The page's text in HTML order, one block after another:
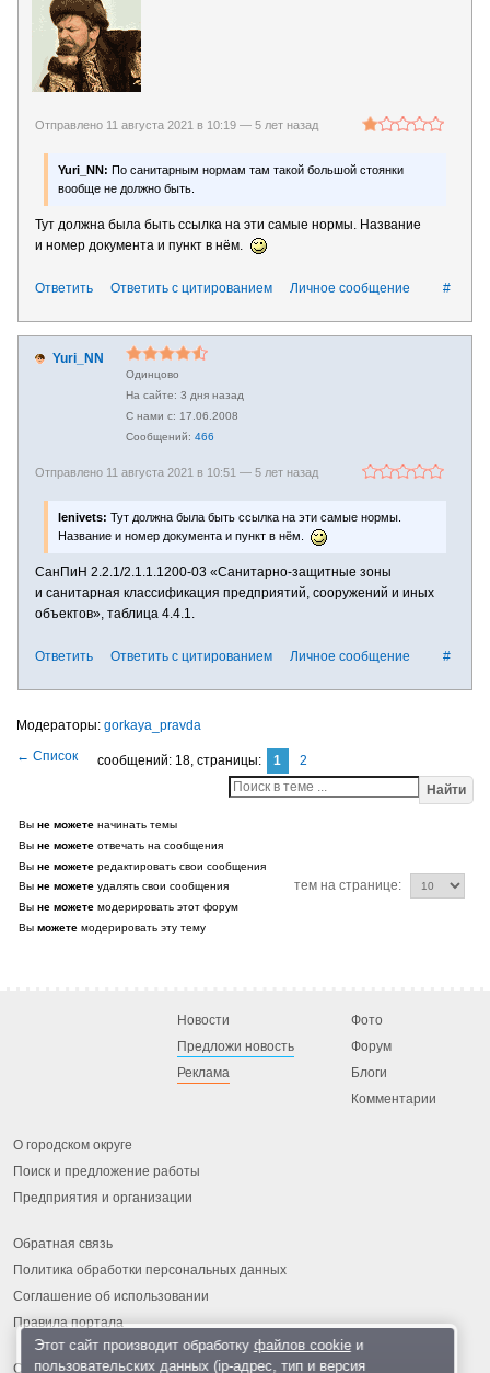
Отправлено 11 августа 2021 в 10:19 — 5 лет назад
Yuri_NN: По санитарным нормам там такой большой стоянки
вообще не должно быть.
Тут должна была быть ссылка на эти самые нормы. Название
и номер документа и пункт в нём.
#
Ответить Ответить с цитированием Личное сообщение
Yuri_NN
Одинцово
3 дня назад
17.06.2008
466
Отправлено 11 августа 2021 в 10:51 — 5 лет назад
lenivets: Тут должна была быть ссылка на эти самые нормы.
Название и номер документа и пункт в нём.
СанПиН 2.2.1/2.1.1.1200-03 «Санитарно-защитные зоны
и санитарная классификация предприятий, сооружений и иных
объектов», таблица 4.4.1.
#
Ответить Ответить с цитированием Личное сообщение
gorkaya_pravda
сообщений: 18, страницы: 1
2
Найти
Вы не можете начинать темы
Вы не можете отвечать на сообщения
Вы не можете редактировать свои сообщения
Вы не можете удалять свои сообщения
Вы не можете модерировать этот форум
Вы можете модерировать эту тему
тем на странице:
Новости
Предложи новость
Реклама
Фото
Форум
Блоги
Комментарии
О городском округе
Поиск и предложение работы
Предприятия и организации
Обратная связь
Политика обработки персональных данных
Соглашение об использовании
Правила портала
Этот сайт производит обработку файлов cookieи
пользовательских данных (ip-адрес, тип и версия